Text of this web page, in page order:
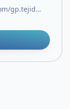
https://www.instagram.com/gp.tejidos21?igsh=OG1uZ28weXJkOG8%3D&utm_source=qr